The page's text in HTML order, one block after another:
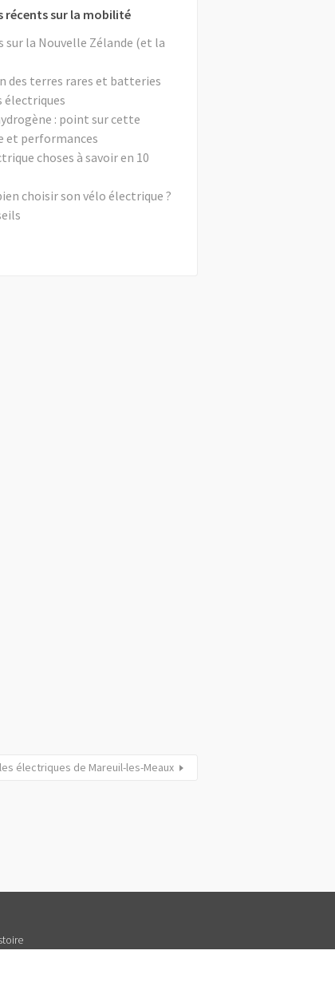
récents sur la mobilité
sur la Nouvelle Zélande (et la
des terres rares et batteries
électriques
: point sur cette
et performances
choses à savoir en 10
choisir son vélo électrique ?
électriques de Mareuil-les-Meaux